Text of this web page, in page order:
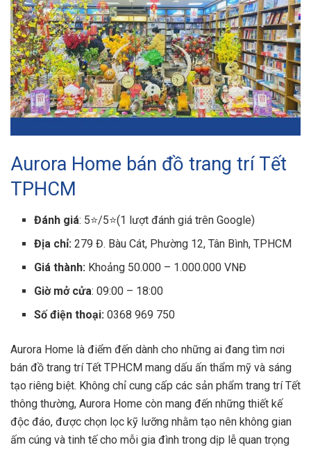
Aurora Home bán đồ trang trí Tết
TPHCM
Đánh giá: 5⭐/5⭐(1 lượt đánh giá trên Google)
Địa chỉ: 279 Đ. Bàu Cát, Phường 12, Tân Bình, TPHCM
Giá thành: Khoảng 50.000 – 1.000.000 VNĐ
Giờ mở cửa: 09:00 – 18:00
Số điện thoại: 0368 969 750
Aurora Home là điểm đến dành cho những ai đang tìm nơi
bán đồ trang trí Tết TPHCM mang dấu ấn thẩm mỹ và sáng
tạo riêng biệt. Không chỉ cung cấp các sản phẩm trang trí Tết
thông thường, Aurora Home còn mang đến những thiết kế
độc đáo, được chọn lọc kỹ lưỡng nhằm tạo nên không gian
ấm cúng và tinh tế cho mỗi gia đình trong dịp lễ quan trọng